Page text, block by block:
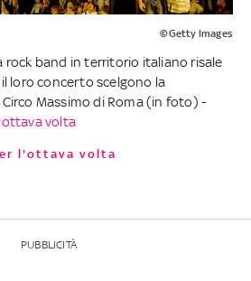
©Getty Images
rock band in territorio italiano risale
loro concerto scelgono la
Massimo di Roma (in foto) -
volta
l'ottava volta
PUBBLICITÀ